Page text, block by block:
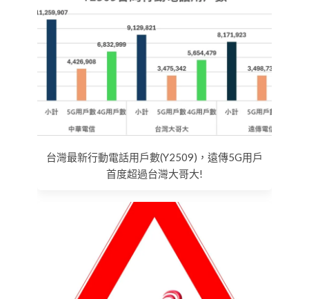
台灣最新行動電話用戶數(Y2509)，遠傳5G用戶
首度超過台灣大哥大!